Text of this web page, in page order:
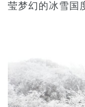
莹梦幻的冰雪国